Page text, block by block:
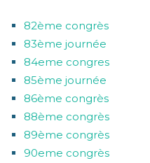
82ème congrès
83ème journée
84eme congres
85ème journée
86ème congrès
88ème congrès
89ème congrès
90eme congrès